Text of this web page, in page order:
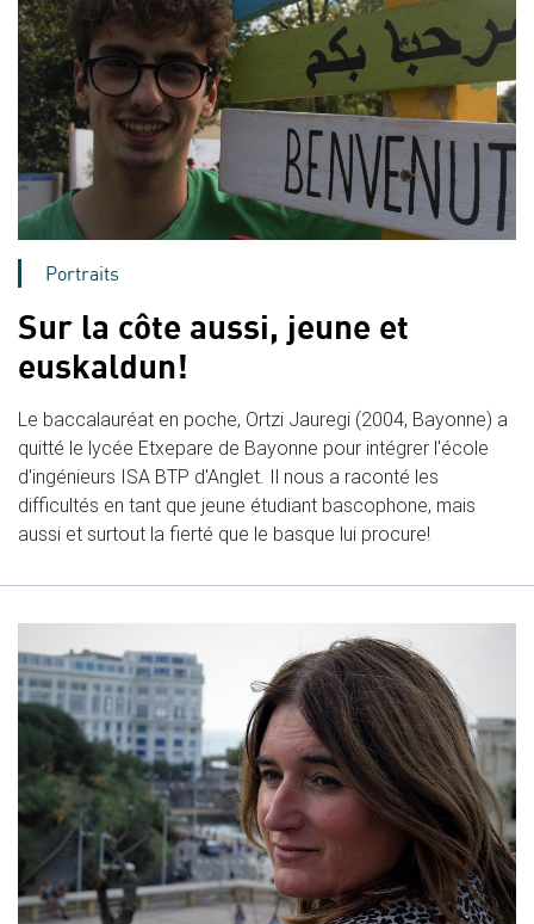
Portraits
Sur la côte aussi, jeune et
euskaldun!
Le baccalauréat en poche, Ortzi Jauregi (2004, Bayonne) a
quitté le lycée Etxepare de Bayonne pour intégrer l'école
d'ingénieurs ISA BTP d'Anglet. Il nous a raconté les
difficultés en tant que jeune étudiant bascophone, mais
aussi et surtout la fierté que le basque lui procure!